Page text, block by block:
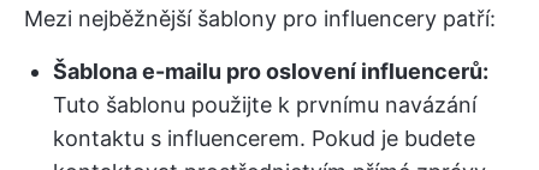
Mezi nejběžnější šablony pro influencery patří:
Šablona e-mailu pro oslovení influencerů:
Tuto šablonu použijte k prvnímu navázání
kontaktu s influencerem. Pokud je budete